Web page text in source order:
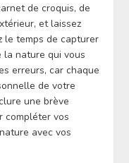
de croquis, de
et laissez
le temps de capturer
nature qui vous
erreurs, car chaque
de votre
une brève
compléter vos
avec vos